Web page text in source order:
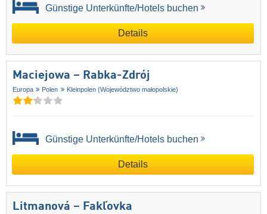
Günstige Unterkünfte/Hotels buchen
Details
Maciejowa – Rabka-Zdrój
Europa Polen Kleinpolen (Województwo małopolskie)
Günstige Unterkünfte/Hotels buchen
Details
Litmanová – Fakľovka